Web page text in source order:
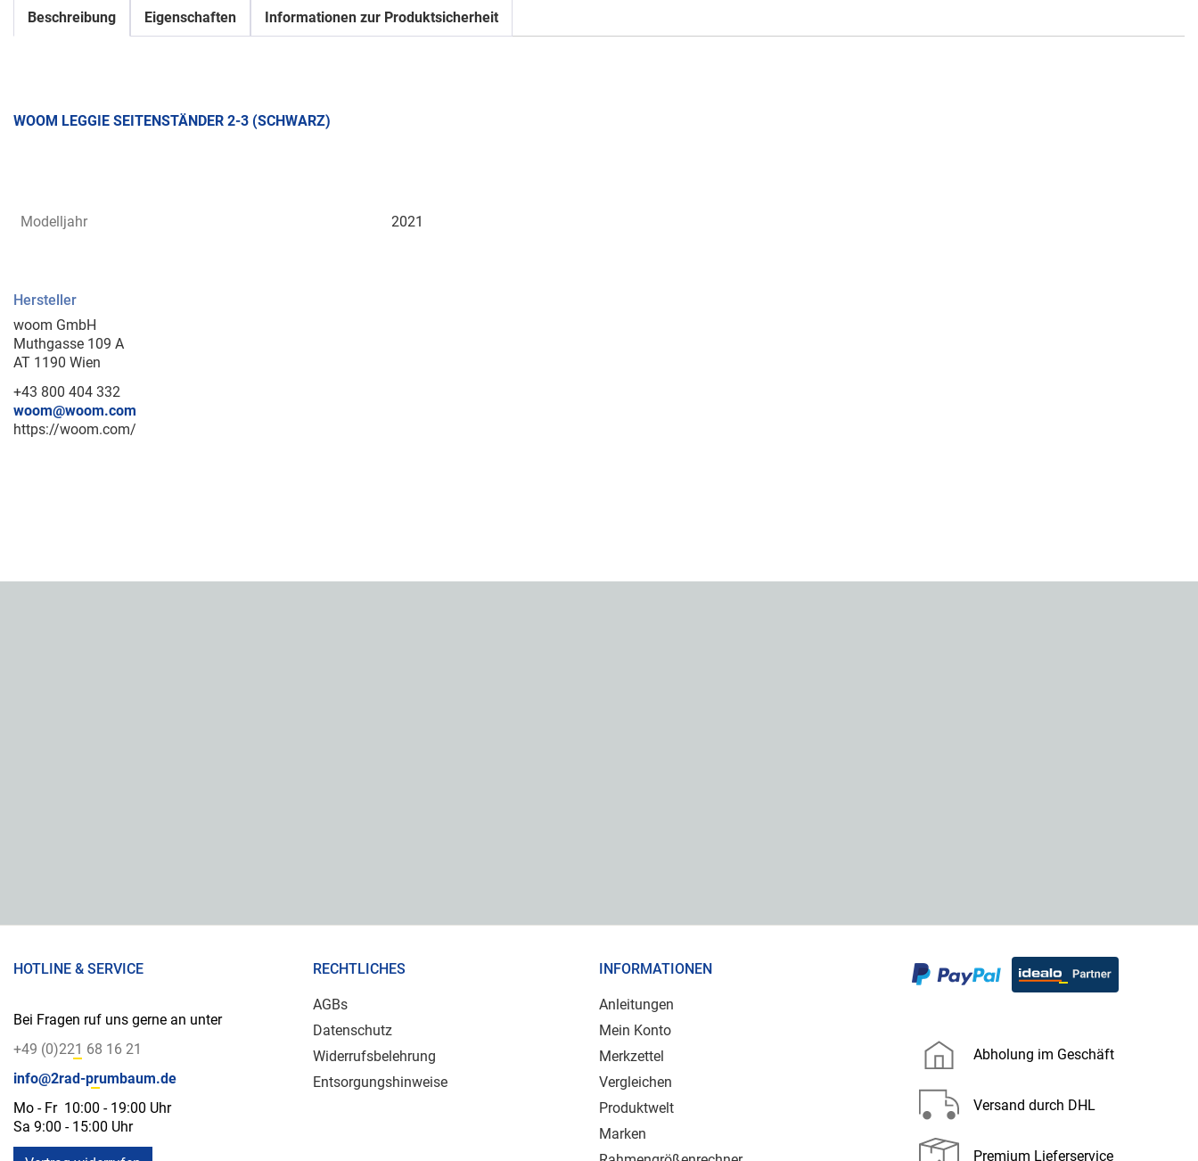
Beschreibung Eigenschaften Informationen zur Produktsicherheit
WOOM LEGGIE SEITENSTÄNDER 2-3 (SCHWARZ)
Modelljahr 2021
Hersteller
woom GmbH
Muthgasse 109 A
AT 1190 Wien
+43 800 404 332
woom@woom.com
https://woom.com/
HOTLINE & SERVICE
Bei Fragen ruf uns gerne an unter
+49 (0)221 68 16 21
info@2rad-prumbaum.de
Mo - Fr 10:00 - 19:00 Uhr
Sa 9:00 - 15:00 Uhr
RECHTLICHES
AGBs
Datenschutz
Widerrufsbelehrung
Entsorgungshinweise
INFORMATIONEN
Anleitungen
Mein Konto
Merkzettel
Vergleichen
Produktwelt
Marken
Abholung im Geschäft
Versand durch DHL
Premium Lieferservice